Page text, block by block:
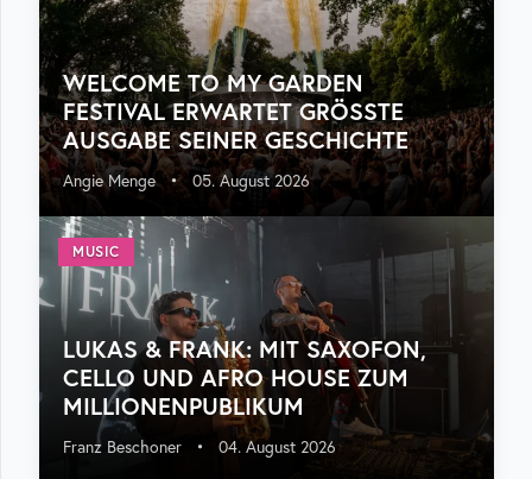
WELCOME TO MY GARDEN
FESTIVAL ERWARTET GRÖSSTE A
USGABE SEINER GESCHICHTE
Angie Menge • 05. August 2026
MUSIC
LUKAS & FRANK: MIT SAXOFON,
CELLO UND AFRO HOUSE ZUM
MILLIONENPUBLIKUM
Franz Beschoner • 04. August 2026